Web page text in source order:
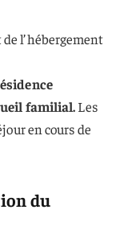
l’hébergement
familial.Les
en cours de
du